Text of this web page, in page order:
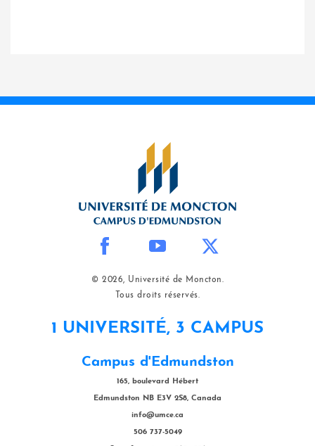
© 2026, Université de Moncton.
Tous droits réservés.
1 UNIVERSITÉ, 3 CAMPUS
Campus d'Edmundston
165, boulevard Hébert
Edmundston NB E3V 2S8, Canada
info@umce.ca
506 737-5049